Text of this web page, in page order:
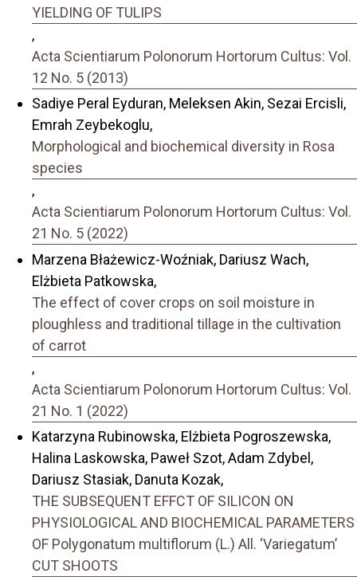
YIELDING OF TULIPS
,
Acta Scientiarum Polonorum Hortorum Cultus: Vol.
12 No. 5 (2013)
Sadiye Peral Eyduran, Meleksen Akin, Sezai Ercisli,
Emrah Zeybekoglu,
Morphological and biochemical diversity in Rosa
species
,
Acta Scientiarum Polonorum Hortorum Cultus: Vol.
21 No. 5 (2022)
Marzena Błażewicz-Woźniak, Dariusz Wach,
Elżbieta Patkowska,
The effect of cover crops on soil moisture in
ploughless and traditional tillage in the cultivation
of carrot
,
Acta Scientiarum Polonorum Hortorum Cultus: Vol.
21 No. 1 (2022)
Katarzyna Rubinowska, Elżbieta Pogroszewska,
Halina Laskowska, Paweł Szot, Adam Zdybel,
Dariusz Stasiak, Danuta Kozak,
THE SUBSEQUENT EFFCT OF SILICON ON
PHYSIOLOGICAL AND BIOCHEMICAL PARAMETERS
OF Polygonatum multiflorum (L.) All. ‘Variegatum’
CUT SHOOTS